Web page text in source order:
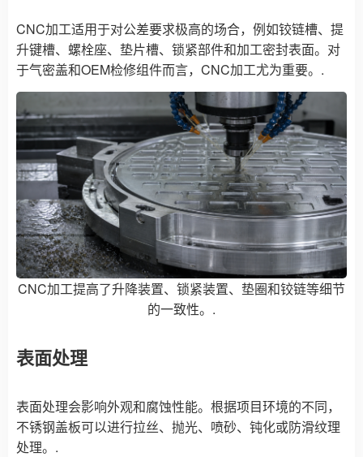
CNC加工适用于对公差要求极高的场合，例如铰链槽、提
升键槽、螺栓座、垫片槽、锁紧部件和加工密封表面。对
于气密盖和OEM检修组件而言，CNC加工尤为重要。.
CNC加工提高了升降装置、锁紧装置、垫圈和铰链等细节
的一致性。.
表面处理
表面处理会影响外观和腐蚀性能。根据项目环境的不同，
不锈钢盖板可以进行拉丝、抛光、喷砂、钝化或防滑纹理
处理。.